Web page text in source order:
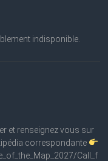
indisponible.
et renseignez vous sur
correspondante
Call_f